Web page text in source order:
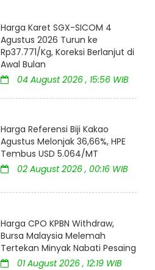
Harga Karet SGX-SICOM 4
Agustus 2026 Turun ke
Rp37.771/Kg, Koreksi Berlanjut di
Awal Bulan
04 August 2026 , 15:56 WIB
Harga Referensi Biji Kakao
Agustus Melonjak 36,66%, HPE
Tembus USD 5.064/MT
02 August 2026 , 00:16 WIB
Harga CPO KPBN Withdraw,
Bursa Malaysia Melemah
Tertekan Minyak Nabati Pesaing
01 August 2026 , 12:19 WIB